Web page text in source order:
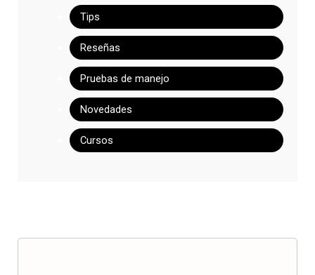
Tips
Reseñas
Pruebas de manejo
Novedades
Cursos